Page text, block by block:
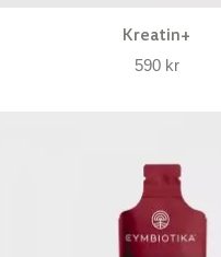
Kreatin+
590 kr